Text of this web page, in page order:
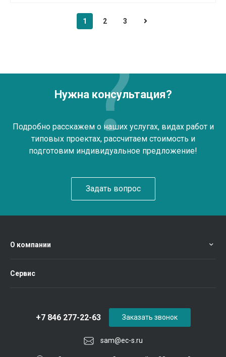
1 2 3
Нужна консультация?
Подробно расскажем о наших услугах, видах работ и
типовых проектах, рассчитаем стоимость и
подготовим индивидуальное предложение!
Задать вопрос
О компании
Сервис
sam@ec-s.ru
+7 846 277-22-63 Заказать звонок